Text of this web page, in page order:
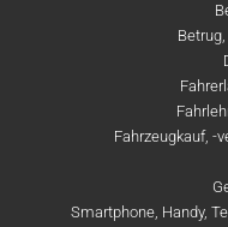
Fahrzeugkauf, -
Smartphone, Handy,